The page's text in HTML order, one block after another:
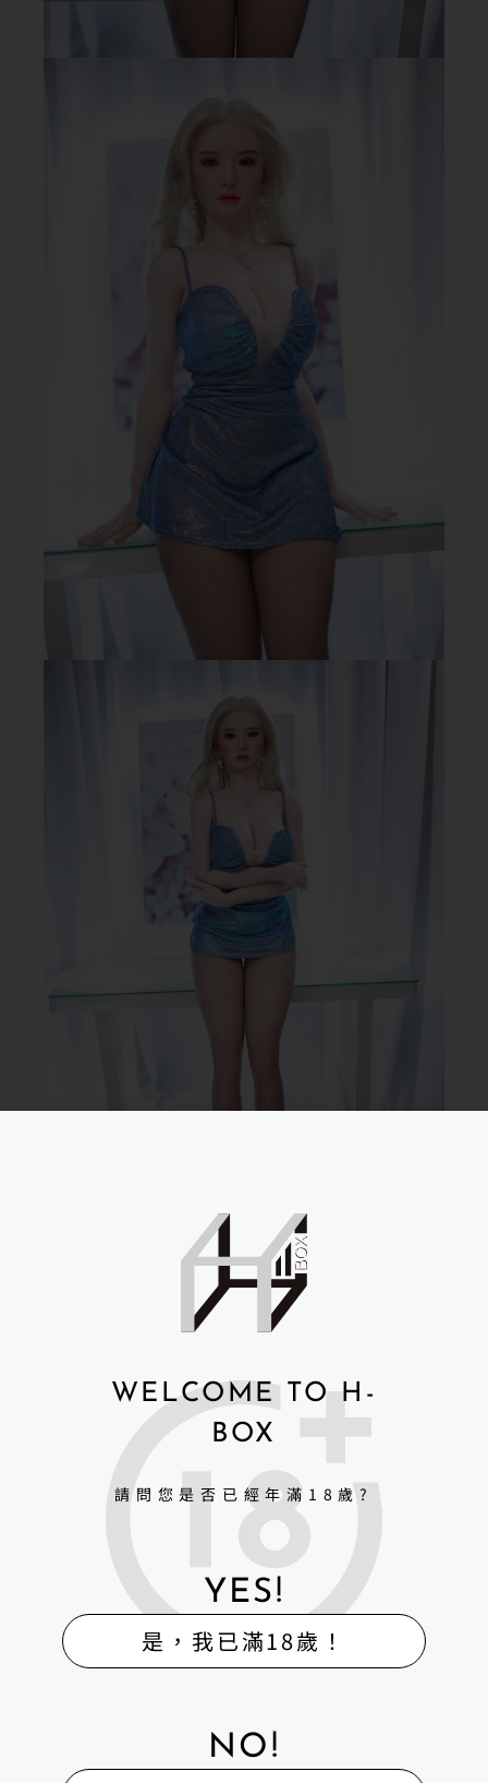
WELCOME TO H-
BOX
請問您是否已經年滿18歲?
YES!
是，我已滿18歲！
NO!